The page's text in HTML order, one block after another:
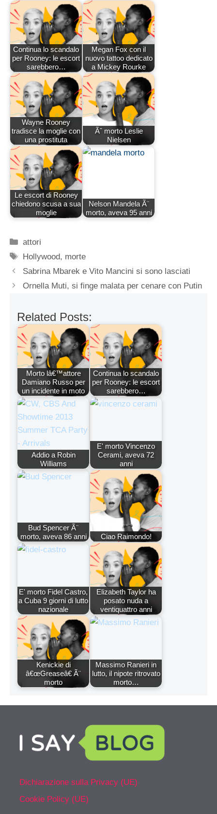
Continua lo scandalo
per Rooney: le escort
sarebbero…
Megan Fox con il
nuovo tattoo dedicato
a Mickey Rourke
Wayne Rooney
tradisce la moglie con
una prostituta
Ãˆ morto Leslie
Nielsen
Le escort di Rooney
chiedono scusa a sua
moglie
Nelson Mandela Ã¨
morto, aveva 95 anni
Categorie
attori
Tag
Hollywood, morte
Sabrina Mbarek e Vito Mancini si sono lasciati
Ornella Muti, si finge malata per cenare con Putin
Related Posts:
Morto lâ€™attore
Damiano Russo per
un incidente in moto
Continua lo scandalo
per Rooney: le escort
sarebbero…
Addio a Robin
Williams
E' morto Vincenzo
Cerami, aveva 72
anni
Bud Spencer Ã¨
morto, aveva 86 anni
Ciao Raimondo!
E' morto Fidel Castro,
a Cuba 9 giorni di lutto
nazionale
Elizabeth Taylor ha
posato nuda a
ventiquattro anni
Kenickie di
â€œGreaseâ€ Ã¨
morto
Massimo Ranieri in
lutto, il nipote ritrovato
morto…
Dichiarazione sulla Privacy (UE)
Cookie Policy (UE)